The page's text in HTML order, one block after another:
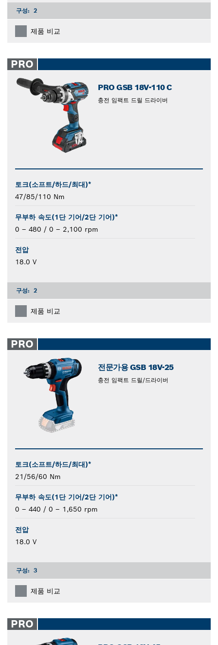
구성: 2
제품 비교
PRO
PRO GSB 18V-110 C
충전 임팩트 드릴 드라이버
토크(소프트/하드/최대)*
47/85/110 Nm
무부하 속도(1단 기어/2단 기어)*
0 – 480 / 0 – 2,100 rpm
전압
18.0 V
구성: 2
제품 비교
PRO
전문가용 GSB 18V-25
충전 임팩트 드릴/드라이버
토크(소프트/하드/최대)*
21/56/60 Nm
무부하 속도(1단 기어/2단 기어)*
0 – 440 / 0 – 1,650 rpm
전압
18.0 V
구성: 3
제품 비교
PRO